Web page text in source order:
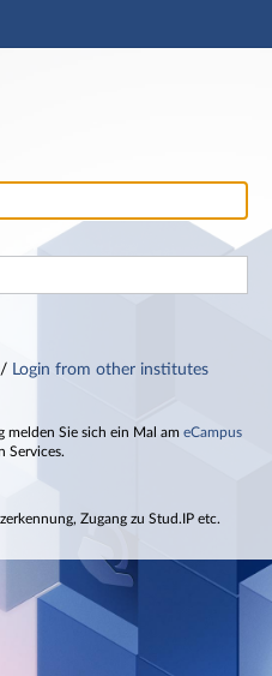
/ Login from other institutes
melden Sie sich ein Mal am eCampus
Services.
Zugang zu Stud.IP etc.